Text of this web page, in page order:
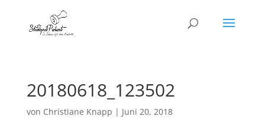
20180618_123502
von Christiane Knapp | Juni 20, 2018